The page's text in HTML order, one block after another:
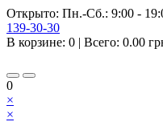
Открыто: Пн.-Сб.: 9:00 -
139-30-30
В корзине: 0 | Всего: 0.00
0
×
×